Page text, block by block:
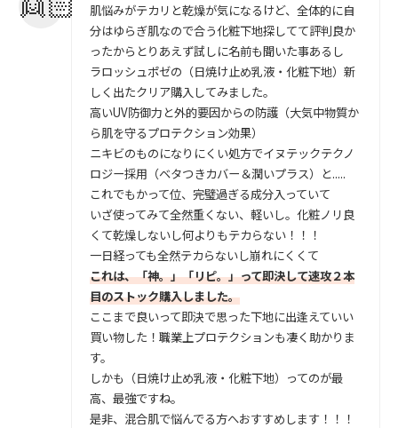
肌悩みがテカリと乾燥が気になるけど、全体的に自
分はゆらぎ肌なので合う化粧下地探してて評判良か
ったからとりあえず試しに名前も聞いた事あるし
ラロッシュポゼの（日焼け止め乳液・化粧下地）新
しく出たクリア購入してみました。
高いUV防御力と外的要因からの防護（大気中物質か
ら肌を守るプロテクション効果）
ニキビのものになりにくい処方でイヌテックテクノ
ロジー採用（ベタつきカバー＆潤いプラス）と.....
これでもかって位、完璧過ぎる成分入っていて
いざ使ってみて全然重くない、軽いし。化粧ノリ良
くて乾燥しないし何よりもテカらない！！！
一日経っても全然テカらないし崩れにくくて
これは、「神。」「リピ。」って即決して速攻２本
目のストック購入しました。
ここまで良いって即決で思った下地に出逢えていい
買い物した！職業上プロテクションも凄く助かりま
す。
しかも（日焼け止め乳液・化粧下地）ってのが最
高、最強ですね。
是非、混合肌で悩んでる方へおすすめします！！！